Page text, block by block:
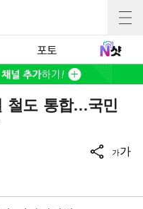
포토
철도 통합…국민
가가